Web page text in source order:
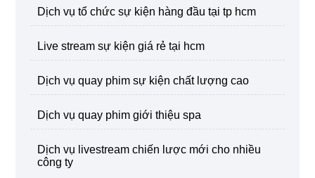
dịch vụ tổ chức sự kiện hàng đầu tại tp hcm
live stream sự kiện giá rẻ tại hcm
dịch vụ quay phim sự kiện chất lượng cao
dịch vụ quay phim giới thiệu spa
dịch vụ livestream chiến lược mới cho nhiều
công ty